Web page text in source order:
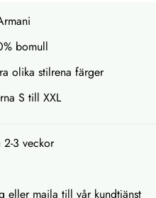
bomull
olika stilrena färger
S till XXL
2-3 veckor
eller maila till vår kundtjänst